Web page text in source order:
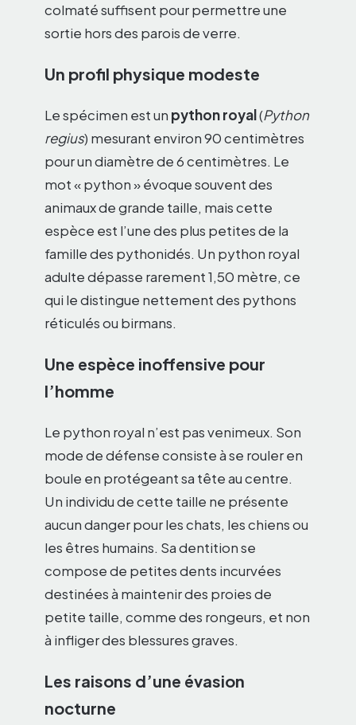
colmaté suffisent pour permettre une
sortie hors des parois de verre.
Un profil physique modeste
Le spécimen est un python royal(Python
regius) mesurant environ 90 centimètres
pour un diamètre de 6 centimètres. Le
mot « python » évoque souvent des
animaux de grande taille, mais cette
espèce est l’une des plus petites de la
famille des pythonidés. Un python royal
adulte dépasse rarement 1,50 mètre, ce
qui le distingue nettement des pythons
réticulés ou birmans.
Une espèce inoffensive pour
l’homme
Le python royal n’est pas venimeux. Son
mode de défense consiste à se rouler en
boule en protégeant sa tête au centre.
Un individu de cette taille ne présente
aucun danger pour les chats, les chiens ou
les êtres humains. Sa dentition se
compose de petites dents incurvées
destinées à maintenir des proies de
petite taille, comme des rongeurs, et non
à infliger des blessures graves.
Les raisons d’une évasion
nocturne